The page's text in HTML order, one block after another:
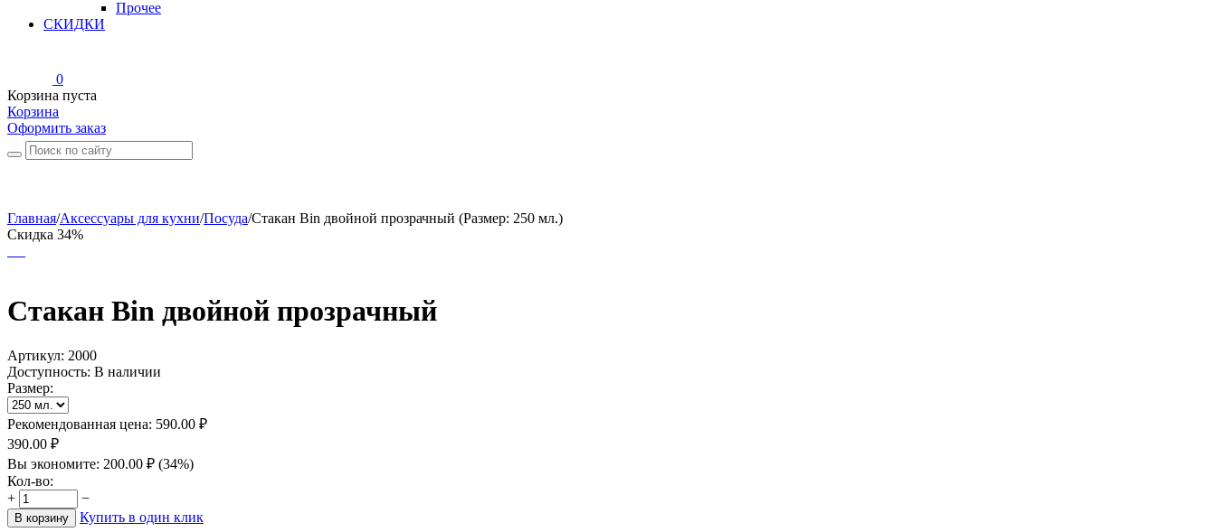
Прочее
СКИДКИ
0
Корзина пуста
Корзина
Оформить заказ
Главная/Аксессуары для кухни/Посуда/Стакан Bin двойной прозрачный (Размер: 250 мл.)
Скидка 34%
Стакан Bin двойной прозрачный
Артикул: 2000
Доступность: В наличии
Размер:
Рекомендованная цена: 590.00 ₽
390.00 ₽
Вы экономите: 200.00 ₽ (34%)
Кол-во:
+
−
В корзину Купить в один клик